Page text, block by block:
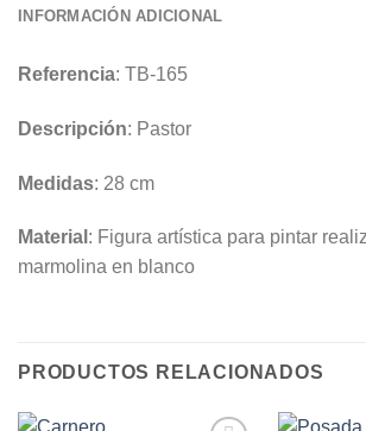
INFORMACIÓN ADICIONAL
Referencia: TB-165
Descripción: Pastor
Medidas: 28 cm
Material : Figura artística para pintar
marmolina en blanco
PRODUCTOS RELACIONADOS